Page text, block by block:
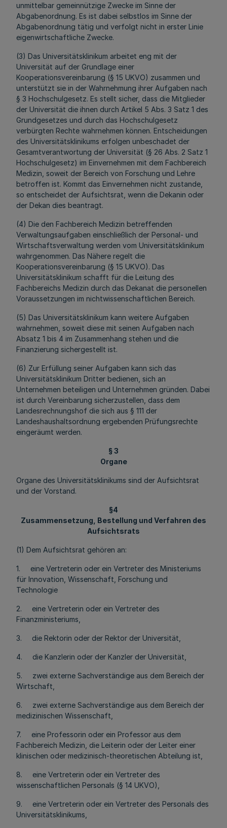
unmittelbar gemeinnützige Zwecke im Sinne der
Abgabenordnung. Es ist dabei selbstlos im Sinne der
Abgabenordnung tätig und verfolgt nicht in erster Linie
eigenwirtschaftliche Zwecke.
(3) Das Universitätsklinikum arbeitet eng mit der
Universität auf der Grundlage einer
Kooperationsvereinbarung (§ 15 UKVO) zusammen und
unterstützt sie in der Wahrnehmung ihrer Aufgaben nach
§ 3 Hochschulgesetz. Es stellt sicher, dass die Mitglieder
der Universität die ihnen durch Artikel 5 Abs. 3 Satz 1 des
Grundgesetzes und durch das Hochschulgesetz
verbürgten Rechte wahrnehmen können. Entscheidungen
des Universitätsklinikums erfolgen unbeschadet der
Gesamtverantwortung der Universität (§ 26 Abs. 2 Satz 1
Hochschulgesetz) im Einvernehmen mit dem Fachbereich
Medizin, soweit der Bereich von Forschung und Lehre
betroffen ist. Kommt das Einvernehmen nicht zustande,
so entscheidet der Aufsichtsrat, wenn die Dekanin oder
der Dekan dies beantragt.
(4) Die den Fachbereich Medizin betreffenden
Verwaltungsaufgaben einschließlich der Personal- und
Wirtschaftsverwaltung werden vom Universitätsklinikum
wahrgenommen. Das Nähere regelt die
Kooperationsvereinbarung (§ 15 UKVO). Das
Universitätsklinikum schafft für die Leitung des
Fachbereichs Medizin durch das Dekanat die personellen
Voraussetzungen im nichtwissenschaftlichen Bereich.
(5) Das Universitätsklinikum kann weitere Aufgaben
wahrnehmen, soweit diese mit seinen Aufgaben nach
Absatz 1 bis 4 im Zusammenhang stehen und die
Finanzierung sichergestellt ist.
(6) Zur Erfüllung seiner Aufgaben kann sich das
Universitätsklinikum Dritter bedienen, sich an
Unternehmen beteiligen und Unternehmen gründen. Dabei
ist durch Vereinbarung sicherzustellen, dass dem
Landesrechnungshof die sich aus § 111 der
Landeshaushaltsordnung ergebenden Prüfungsrechte
eingeräumt werden.
§ 3
Organe
Organe des Universitätsklinikums sind der Aufsichtsrat
und der Vorstand.
§4
Zusammensetzung, Bestellung und Verfahren des
Aufsichtsrats
(1) Dem Aufsichtsrat gehören an:
1. eine Vertreterin oder ein Vertreter des Ministeriums
für Innovation, Wissenschaft, Forschung und
Technologie
2. eine Vertreterin oder ein Vertreter des
Finanzministeriums,
3. die Rektorin oder der Rektor der Universität,
4. die Kanzlerin oder der Kanzler der Universität,
5. zwei externe Sachverständige aus dem Bereich der
Wirtschaft,
6. zwei externe Sachverständige aus dem Bereich der
medizinischen Wissenschaft,
7. eine Professorin oder ein Professor aus dem
Fachbereich Medizin, die Leiterin oder der Leiter einer
klinischen oder medizinisch-theoretischen Abteilung ist,
8. eine Vertreterin oder ein Vertreter des
wissenschaftlichen Personals (§ 14 UKVO),
9. eine Vertreterin oder ein Vertreter des Personals des
Universitätsklinikums,